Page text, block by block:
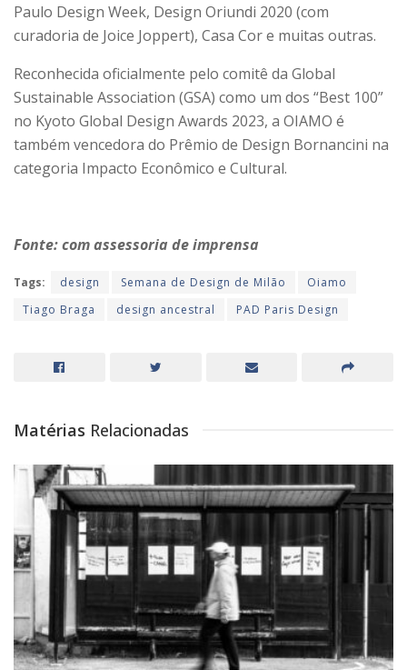
Paulo Design Week, Design Oriundi 2020 (com
curadoria de Joice Joppert), Casa Cor e muitas outras.
Reconhecida oficialmente pelo comitê da Global
Sustainable Association (GSA) como um dos “Best 100”
no Kyoto Global Design Awards 2023, a OIAMO é
também vencedora do Prêmio de Design Bornancini na
categoria Impacto Econômico e Cultural.
Fonte: com assessoria de imprensa
Tags: design Semana de Design de Milão
Oiamo
Tiago Braga
design ancestral PAD Paris Design
Matérias Relacionadas